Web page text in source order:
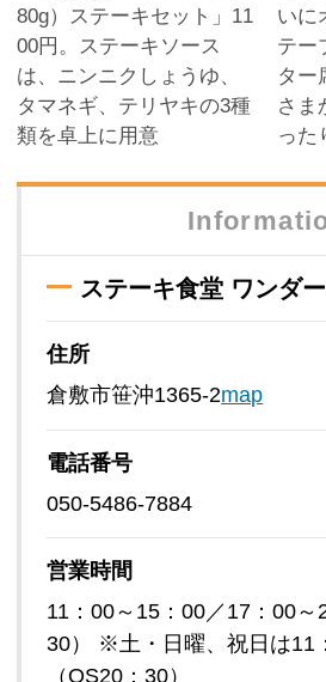
80g）ステーキセット」11
00円。ステーキソース
は、ニンニクしょうゆ、
タマネギ、テリヤキの3種
類を卓上に用意
いに
テー
ター
さま
った
ステーキ食堂 ワンダ
住所
倉敷市笹沖1365-2map
電話番号
050-5486-7884
営業時間
11：00～15：00／17：00～
30） ※土・日曜、祝日は11
（OS20：30）